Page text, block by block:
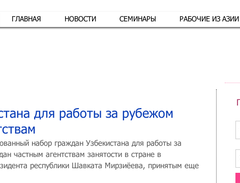
ГЛАВНАЯ НОВОСТИ СЕМИНАРЫ РАБОЧИЕ ИЗ АЗИИ
для работы за рубежом
набор граждан Узбекистана для работы за
частным агентствам занятости в стране в
республики Шавката Мирзиёева, принятым еще